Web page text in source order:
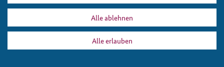
Alle ablehnen
Alle erlauben